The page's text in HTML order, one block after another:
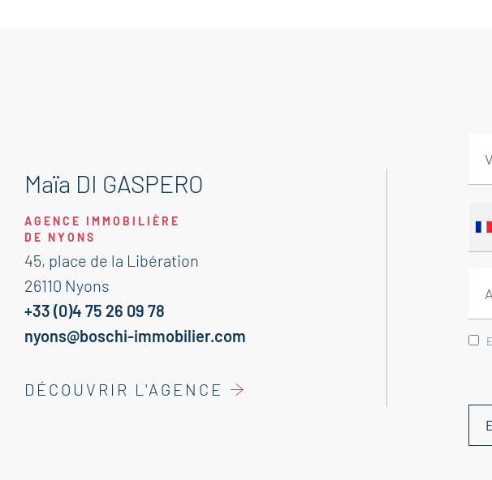
Salle
--Cave
--
Maïa DI GASPERO
AGENCE IMMOBILIÈRE
DE NYONS
45, place de la Libération
26110 Nyons
+33 (0)4 75 26 09 78
nyons@boschi-immobilier.com
DÉCOUVRIR L'AGENCE